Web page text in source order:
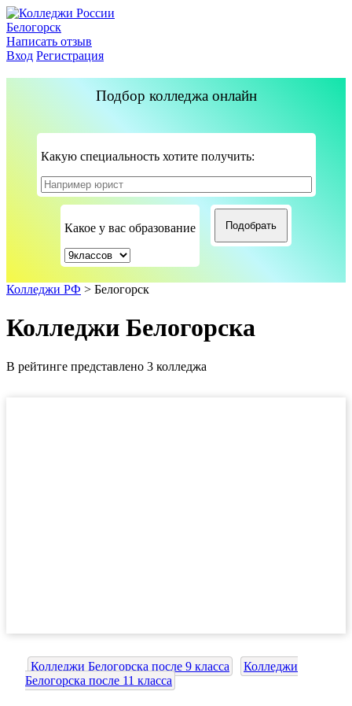
Белогорск
Написать отзыв
Вход Регистрация
Подбор колледжа онлайн
Какую специальность хотите получить:
Какое у вас образование
Колледжи РФ > Белогорск
Колледжи Белогорска
В рейтинге представлено 3 колледжа
Колледжи Белогорска после 9 класса
Колледжи
Белогорска после 11 класса